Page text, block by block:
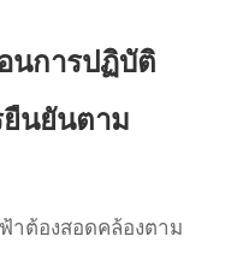
นการปฏิบัติ
นยันตาม
ต้องสอดคล้องตาม